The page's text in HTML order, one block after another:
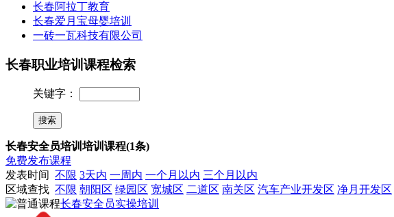
长春阿拉丁教育
长春爱月宝母婴培训
一砖一瓦科技有限公司
长春职业培训课程检索
关键字：
长春安全员培训培训课程(1条)
免费发布课程
发表时间 不限 3天内 一周内 一个月以内 三个月以内
区域查找 不限 朝阳区 绿园区 宽城区 二道区 南关区 汽车产业开发区 净月开发区
长春安全员实操培训